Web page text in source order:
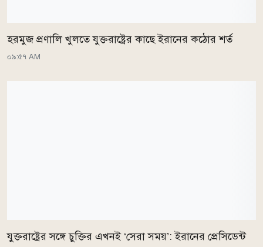
হরমুজ প্রণালি খুলতে যুক্তরাষ্ট্রের কাছে ইরানের কঠোর শর্ত
০৯:৫৭ AM
যুক্তরাষ্ট্রের সঙ্গে চুক্তির এখনই ‘সেরা সময়’: ইরানের প্রেসিডেন্ট